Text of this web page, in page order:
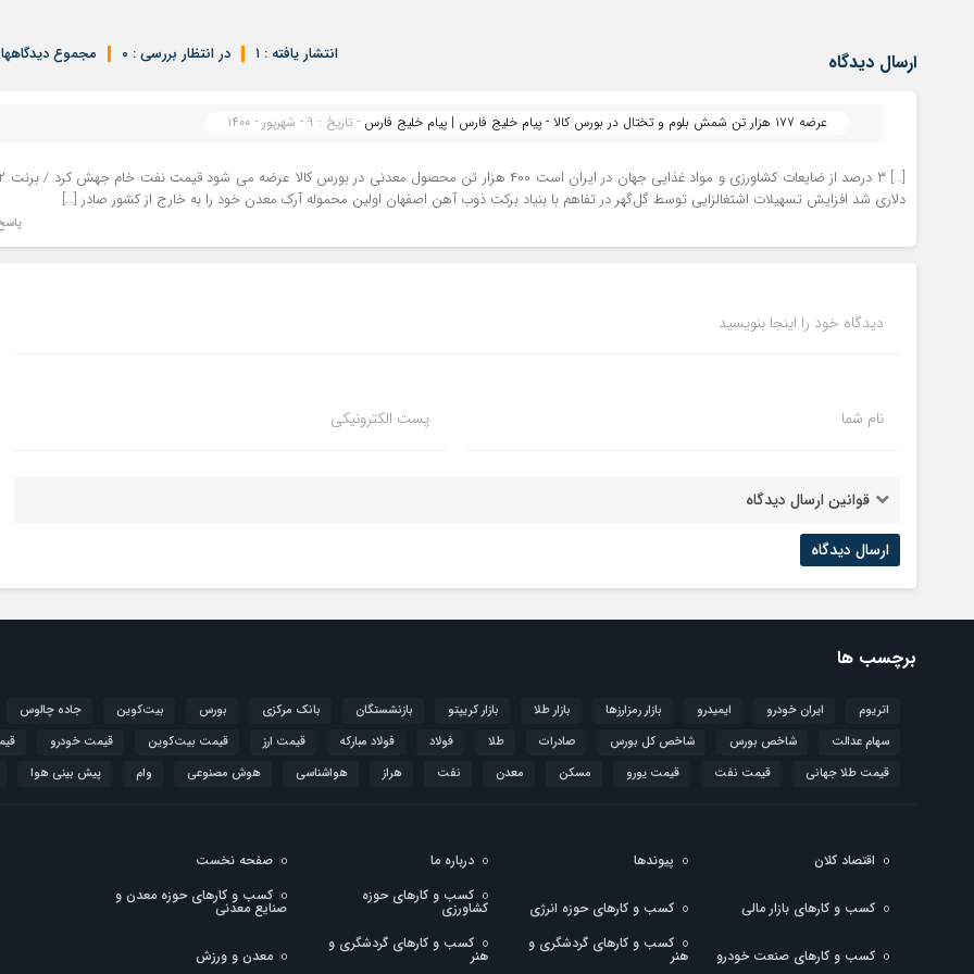
ارسال دیدگاه مجموع دیدگاهها : در انتظار بررسی : ۰ انتشار یافته : ۱
عرضه ۱۷۷ هزار تن شمش بلوم و تختال در بورس کالا - پیام خلیج فارس | پیام خلیج فارس - تاریخ : ۹ - شهریور - ۱۴۰۰
[…] ۳ درصد از ضایعات
دلاری شد افزایش تسهیلات اشتغالزایی توسط گل‌گهر در تفاهم با بنیاد برکت ذوب آهن اصفهان اولین محموله آرک معدن خود را به خارج از کشور صادر […]
دیدگاه خود را اینجا بنویسید
نام شما پست الکترونیکی
قوانین ارسال دیدگاه
برچسب ها
اتریوم ایران خودرو ایمیدرو بازار رمزارزها بازار طلا بازار کریپتو بازنشستگان بانک مرکزی بورس بیت‌کوین جاده چالوس
سهام عدالت
شاخص بورس شاخص کل بورس صادرات طلا فولاد فولاد مبارکه قیمت ارز قیمت بیت‌کوین قیمت خودرو
قیمت طلا جهانی
قیمت نفت قیمت یورو مسکن معدن نفت هراز هواشناسی هوش مصنوعی وام پیش بینی هوا
اقتصاد کلان پیوندها درباره ما صفحه نخست
کسب و کارهای بازار مالی کسب و کارهای حوزه انرژی
کسب و کارهای حوزه
کشاورزی
کسب و کارهای حوزه معدن و
صنایع معدنی
کسب و کارهای صنعت خودرو
کسب و کارهای گردشگری و
هنر
کسب و کارهای گردشگری و
هنر معدن و ورزش